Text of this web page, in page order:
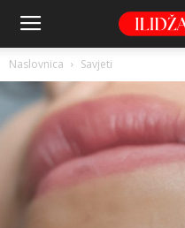
Naslovnica Savjeti